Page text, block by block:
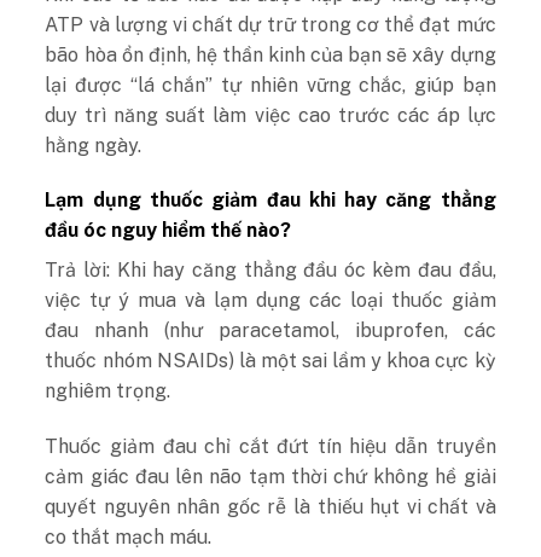
ATP và lượng vi chất dự trữ trong cơ thể đạt mức
bão hòa ổn định, hệ thần kinh của bạn sẽ xây dựng
lại được “lá chắn” tự nhiên vững chắc, giúp bạn
duy trì năng suất làm việc cao trước các áp lực
hằng ngày.
Lạm dụng thuốc giảm đau khi hay căng thẳng
đầu óc nguy hiểm thế nào?
Trả lời: Khi hay căng thẳng đầu óc kèm đau đầu,
việc tự ý mua và lạm dụng các loại thuốc giảm
đau nhanh (như paracetamol, ibuprofen, các
thuốc nhóm NSAIDs) là một sai lầm y khoa cực kỳ
nghiêm trọng.
Thuốc giảm đau chỉ cắt đứt tín hiệu dẫn truyền
cảm giác đau lên não tạm thời chứ không hề giải
quyết nguyên nhân gốc rễ là thiếu hụt vi chất và
co thắt mạch máu.